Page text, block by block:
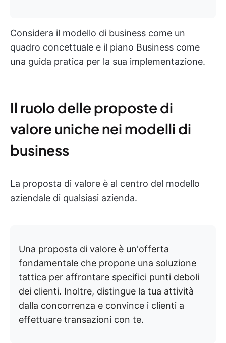
Considera il modello di business come un
quadro concettuale e il piano Business come
una guida pratica per la sua implementazione.
Il ruolo delle proposte di
valore uniche nei modelli di
business
La proposta di valore è al centro del modello
aziendale di qualsiasi azienda.
Una proposta di valore è un'offerta
fondamentale che propone una soluzione
tattica per affrontare specifici punti deboli
dei clienti. Inoltre, distingue la tua attività
dalla concorrenza e convince i clienti a
effettuare transazioni con te.